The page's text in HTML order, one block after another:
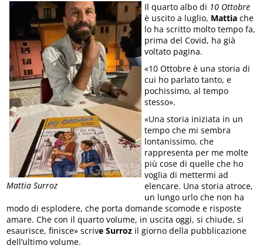
Mattia Surroz
Il quarto albo di 10 Ottobre
è uscito a luglio, Mattia che
lo ha scritto molto tempo fa,
prima del Covid, ha già
voltato pagina.
«10 Ottobre è una storia di
cui ho parlato tanto, e
pochissimo, al tempo
stesso».
«Una storia iniziata in un
tempo che mi sembra
lontanissimo, che
rappresenta per me molte
più cose di quelle che ho
voglia di mettermi ad
elencare. Una storia atroce,
un lungo urlo che non ha
modo di esplodere, che porta domande scomode e risposte
amare. Che con il quarto volume, in uscita oggi, si chiude, si
esaurisce, finisce» scrive Surroz il giorno della pubblicazione
dell’ultimo volume.